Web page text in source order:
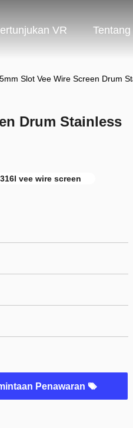
VR
Slot Vee Wire Screen Drum
Drum Stainless
vee wire screen
Penawaran